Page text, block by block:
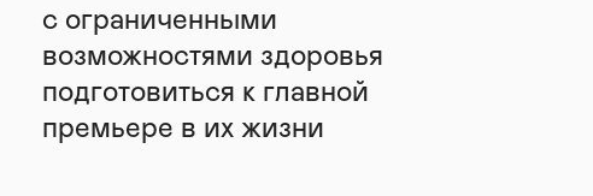
с ограниченными
возможностями здоровья
подготовиться к главной
премьере в их жизни